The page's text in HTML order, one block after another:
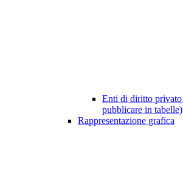
Enti di diritto
pubblicare in tabelle)
Rappresentazione grafica